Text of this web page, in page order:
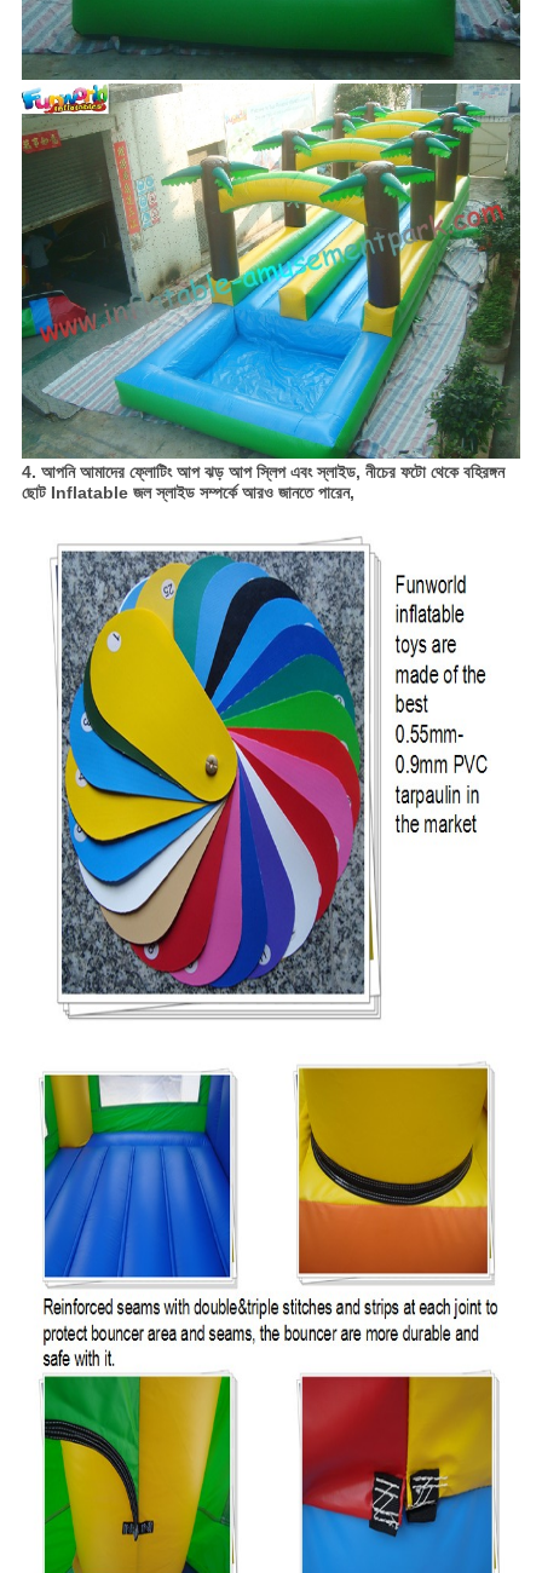
4. আপনি আমাদের ফ্লোটিং আপ ঝড় আপ স্লিপ এবং স্লাইড, নীচের ফটো থেকেবহিরঙ্গন
ছোট Inflatable জল স্লাইডসম্পর্কে আরও জানতে পারেন,